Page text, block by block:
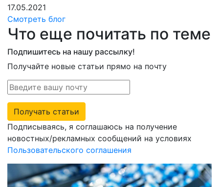
17.05.2021
Смотреть блог
Что еще почитать по теме
Подпишитесь на нашу рассылку!
Получайте новые статьи прямо на почту
Получать статьи
Подписываясь, я соглашаюсь на получение
новостных/рекламных сообщений на условиях
Пользовательского соглашения